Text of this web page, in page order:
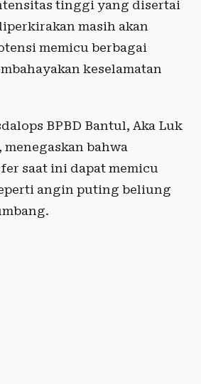
tinggi yang disertai
masih akan
memicu berbagai
keselamatan
BPBD Bantul, Aka Luk
bahwa
saat ini dapat memicu
angin puting beliung